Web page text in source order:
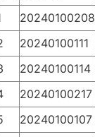
20240100208
20240100111
20240100114
20240100217
20240100107